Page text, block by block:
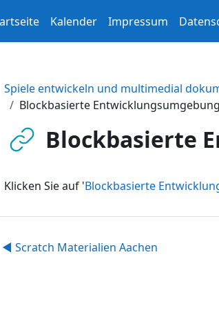
Kalender Impressum
Spiele entwickeln und multimedial
Blockbasierte
Blockbasierte
Klicken Sie auf 'Blockbasierte
◀︎ Scratch Materialien Aachen